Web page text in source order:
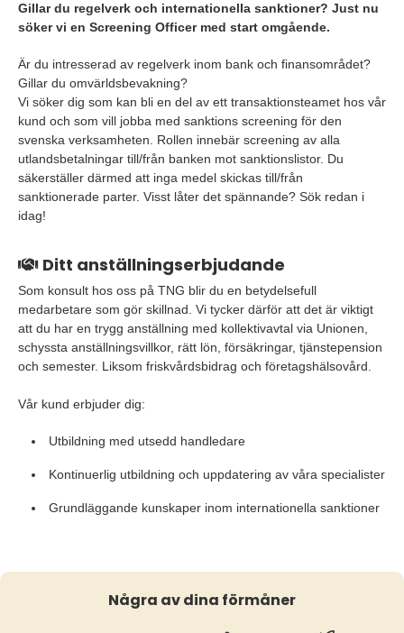
Gillar du regelverk och internationella sanktioner? Just nu
söker vi en Screening Officer med start omgående.
Är du intresserad av regelverk inom bank och finansområdet?
Gillar du omvärldsbevakning?
Vi söker dig som kan bli en del av ett transaktionsteamet hos vår
kund och som vill jobba med sanktions screening för den
svenska verksamheten. Rollen innebär screening av alla
utlandsbetalningar till/från banken mot sanktionslistor. Du
säkerställer därmed att inga medel skickas till/från
sanktionerade parter. Visst låter det spännande? Sök redan i
idag!
Ditt anställningserbjudande
Som konsult hos oss på TNG blir du en betydelsefull
medarbetare som gör skillnad. Vi tycker därför att det är viktigt
att du har en trygg anställning med kollektivavtal via Unionen,
schyssta anställningsvillkor, rätt lön, försäkringar, tjänstepension
och semester. Liksom friskvårdsbidrag och företagshälsovård.
Vår kund erbjuder dig:
Utbildning med utsedd handledare
Kontinuerlig utbildning och uppdatering av våra specialister
Grundläggande kunskaper inom internationella sanktioner
Några av dina förmåner